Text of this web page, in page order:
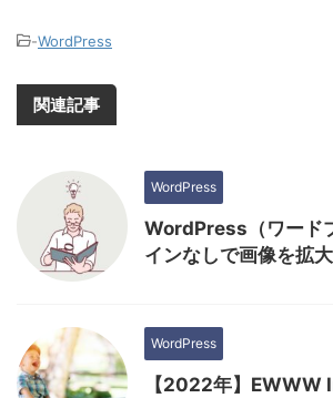
-WordPress
関連記事
WordPress
WordPress（ワード
インなしで画像を拡
WordPress
【2022年】EWWW